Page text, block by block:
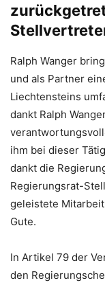
Ralph Wanger
und als Partner
Liechtensteins
dankt Ralph
ihm bei dieser
dankt die
Regierungsrat-
geleistete
Gute.
In Artikel 79 der
den